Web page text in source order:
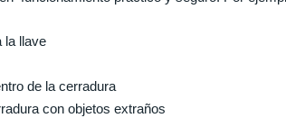
la llave
de la cerradura
con objetos extraños